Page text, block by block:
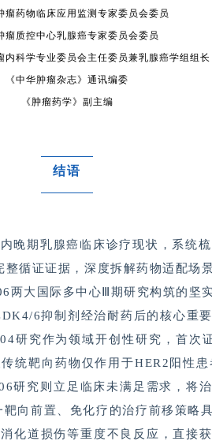
瘤药物临床应用监测专家委员会委员
瘤质控中心乳腺癌专家委员会委员
内科学专业委员会主任委员兼乳腺癌学组组长
《中华肿瘤杂志》通讯编委
《肿瘤药学》副主编
结语
晚期乳腺癌临床诊疗现状，系统
循证证据，深度拆解药物适配场
大国际多中心Ⅲ期研究构筑的坚
6抑制剂经治耐药后的核心重
研究作为领域开创性研究，首次
统靶向药物仅作用于HER2阳性
研究则立足临床未满足需求，将
向前置、免化疗的治疗前移策略
化道损伤等重度不良反应，直接